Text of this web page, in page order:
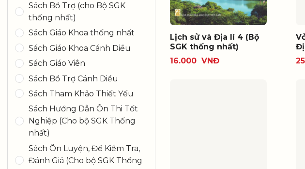
Sách Bổ Trợ (cho Bộ SGK
thống nhất)
Sách Giáo Khoa thống nhất
Sách Giáo Khoa Cánh Diều
Sách Giáo Viên
Sách Bổ Trợ Cánh Diều
Sách Tham Khảo Thiết Yếu
Sách Hướng Dẫn Ôn Thi Tốt
Nghiệp (Cho bộ SGK Thống
nhất)
Sách Ôn Luyện, Đề Kiểm Tra,
Đánh Giá (Cho bộ SGK Thống
Lịch sử và Địa lí 4 (Bộ
SGK thống nhất)
16.000 VNĐ
Địa lí